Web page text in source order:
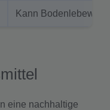
Kann
eine nachhaltige